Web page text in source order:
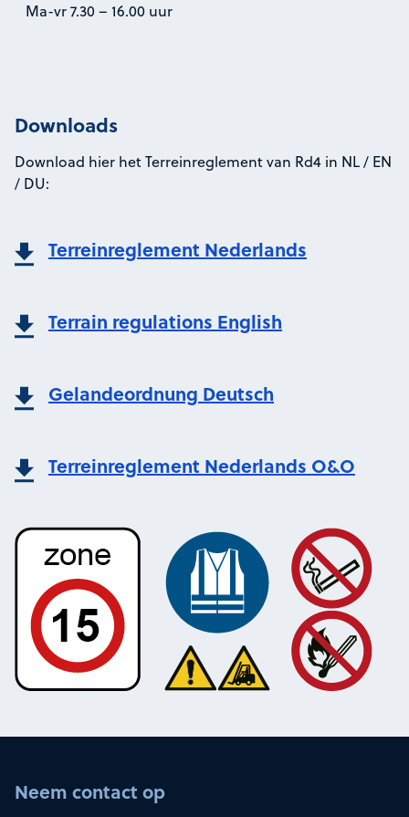
Ma-vr 7.30 – 16.00 uur
Downloads
Download hier het Terreinreglement van Rd4 in NL / EN
/ DU:
Terreinreglement Nederlands
Terrain regulations English
Gelandeordnung Deutsch
Terreinreglement Nederlands O&O
Neem contact op